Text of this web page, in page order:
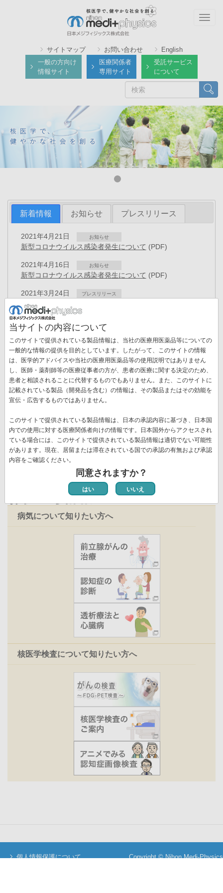
サイトマップ お問い合わせ
English
一般の方向け
情報サイト
医療関係者
専用サイト
受託サービス
について
検索
新着情報 お知らせ プレスリリース
2021年4月21日 お知らせ
新型コロナウイルス感染者発生について (PDF)
2021年4月16日 お知らせ
新型コロナウイルス感染者発生について (PDF)
2021年3月24日 プレスリリース
役員異動のお知らせ
2021年3月22日
「健康経営優良法人2021」に認定
2021年2月25日 お知らせ
「AIレセチェッカー」の取り扱い終了について(PDF)
ペ
ー
ジ
送
り
先
頭
ー
ジ
« 最初
前
ペ
ジ
‹‹
ペ
ー
11
ペ
ー
12
ペ
ー
13
ペ
ー
14
カ
レ
ト
ペ
ー
ジ
15
ペ
ー
16
ペ
ジ
17
ペ
ジ
18
ペ
ジ
19
次
ー
ジ
››
ペ
ー
ジ
新着情報一覧
お役立ち情報
病気について知りたい方へ
核医学検査について知りたい方へ
個人情報保護について
Copyright © Nihon Medi-Physics
当サイトの内容について
このサイトで提供されている製品情報は、当社の医療用医薬品等についての
一般的な情報の提供を目的としています。したがって、このサイトの情報
は、医学的アドバイスや当社の医療用医薬品等の使用説明ではありません
し、医師・薬剤師等の医療従事者の方が、患者の医療に関する決定のため、
患者と相談されることに代替するものでもありません。また、このサイトに
記載されている製品（開発品を含む）の情報は、その製品またはその効能を
宣伝・広告するものではありません。
このサイトで提供されている製品情報は、日本の承認内容に基づき、日本国
内での使用に対する医療関係者向けの情報です。日本国外からアクセスされ
ている場合には、このサイトで提供されている製品情報は適切でない可能性
があります。現在、居留または滞在されている国での承認の有無および承認
内容をご確認ください。
同意されますか？
はい いいえ